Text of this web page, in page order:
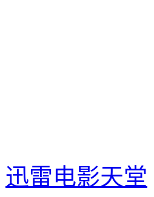
迅雷电影天堂